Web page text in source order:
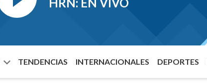
TENDENCIAS INTERNACIONALES DEPORTES